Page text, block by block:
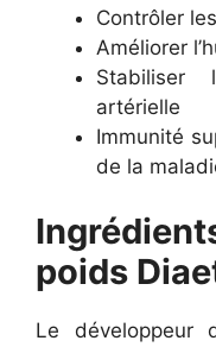
Contrôler
Améliorer
Stabiliser
artérielle
Immunité
de la
poids
Le développeur